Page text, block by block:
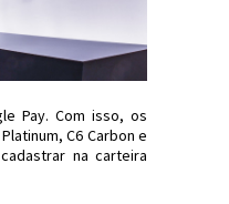
Pay. Com isso, os
C6 Carbon e
na carteira